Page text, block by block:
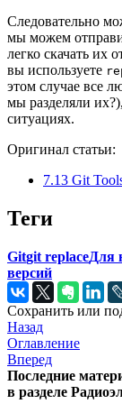
Следовательно
мы можем
легко скачать их
вы используете
этом случае все
мы разделяли
ситуациях.
Оригинал статьи:
7.13 Git
Теги
Gitgit replaceДля
версий
Сохранить или
Назад
Оглавление
Вперед
Последние
в разделе